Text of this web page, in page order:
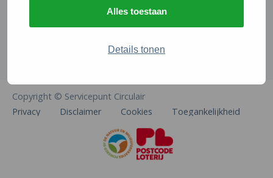
Alles toestaan
Details tonen
info@natuurenmilieufederaties.nl
Copyright © Servicepunt Circulair
Privacy
Disclaimer Cookies Toegankelijkheid